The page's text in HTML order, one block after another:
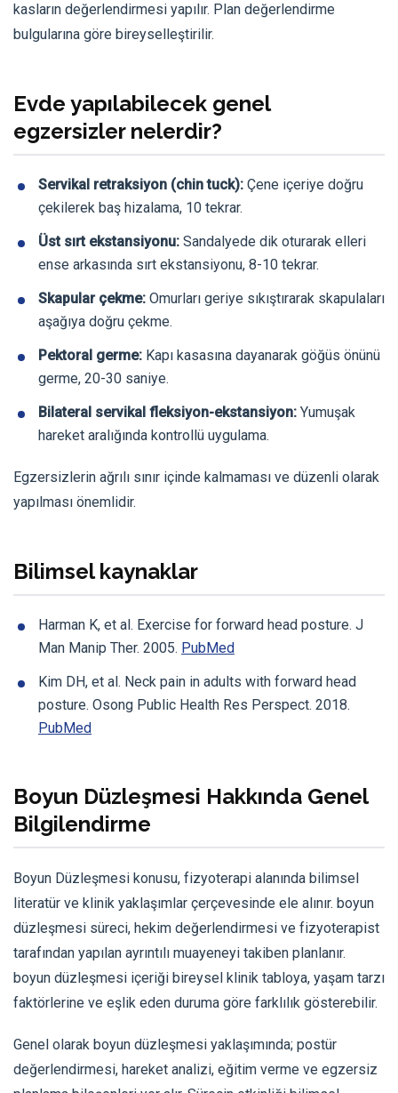
kasların değerlendirmesi yapılır. Plan değerlendirme
bulgularına göre bireyselleştirilir.
Evde yapılabilecek genel
egzersizler nelerdir?
Servikal retraksiyon (chin tuck): Çene içeriye doğru
çekilerek baş hizalama, 10 tekrar.
Üst sırt ekstansiyonu: Sandalyede dik oturarak elleri
ense arkasında sırt ekstansiyonu, 8-10 tekrar.
Skapular çekme: Omurları geriye sıkıştırarak skapulaları
aşağıya doğru çekme.
Pektoral germe: Kapı kasasına dayanarak göğüs önünü
germe, 20-30 saniye.
Bilateral servikal fleksiyon-ekstansiyon: Yumuşak
hareket aralığında kontrollü uygulama.
Egzersizlerin ağrılı sınır içinde kalmaması ve düzenli olarak
yapılması önemlidir.
Bilimsel kaynaklar
Harman K, et al. Exercise for forward head posture. J
Man Manip Ther. 2005. PubMed
Kim DH, et al. Neck pain in adults with forward head
posture. Osong Public Health Res Perspect. 2018.
PubMed
Boyun Düzleşmesi Hakkında Genel
Bilgilendirme
Boyun Düzleşmesi konusu, fizyoterapi alanında bilimsel
literatür ve klinik yaklaşımlar çerçevesinde ele alınır. boyun
düzleşmesi süreci, hekim değerlendirmesi ve fizyoterapist
tarafından yapılan ayrıntılı muayeneyi takiben planlanır.
boyun düzleşmesi içeriği bireysel klinik tabloya, yaşam tarzı
faktörlerine ve eşlik eden duruma göre farklılık gösterebilir.
Genel olarak boyun düzleşmesi yaklaşımında; postür
değerlendirmesi, hareket analizi, eğitim verme ve egzersiz